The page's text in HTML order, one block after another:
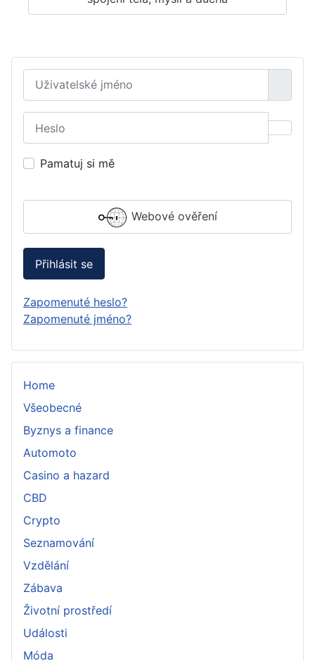
Uživatelské jméno
Pamatuj si mě
Webové ověření
Přihlásit se
Zapomenuté heslo?
Zapomenuté jméno?
Home
Všeobecné
Byznys a finance
Automoto
Casino a hazard
CBD
Crypto
Seznamování
Vzdělání
Zábava
Životní prostředí
Události
Móda